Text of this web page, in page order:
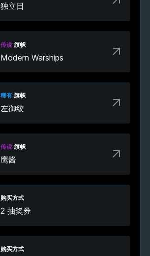
独立日
传说 旗帜
Modern Warships
稀有 旗帜
左御纹
传说 旗帜
鹰酱
购买方式
2 抽奖券
购买方式